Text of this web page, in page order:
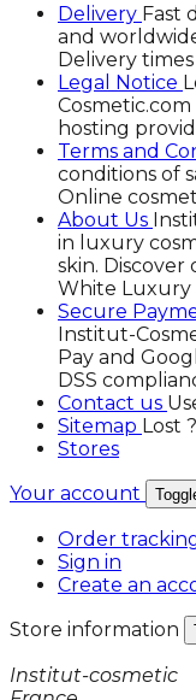
Delivery Fast
and
Delivery
Legal Notice
hosting
Terms and
conditions of
Online
About Us
in luxury
skin. Discover
White Luxury
Secure
Institut-
Pay and
DSS
Contact us
Sitemap Lost
Stores
Your account
Order
Sign in
Create an
Store information
Institut-cosmetic